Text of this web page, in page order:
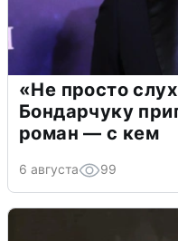
«Не просто
Бондарчуку
роман — с кем
6 августа 99